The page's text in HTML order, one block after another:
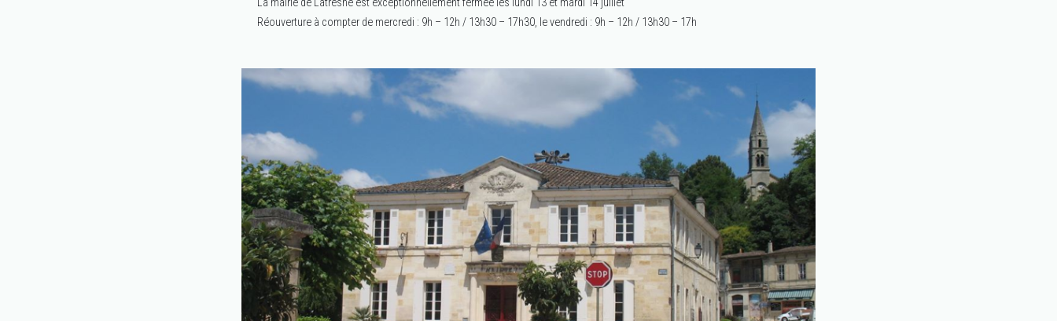
La mairie de Latresne est exceptionnellement fermée les lundi 13 et mardi 14 juillet
Réouverture à compter de mercredi : 9h – 12h / 13h30 – 17h30, le vendredi : 9h – 12h / 13h30 – 17h